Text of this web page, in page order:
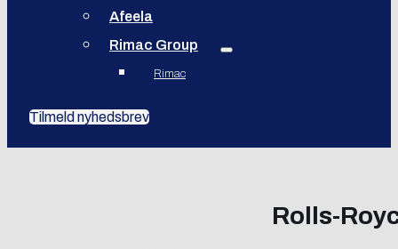
Afeela
Rimac Group
Rimac
Tilmeld nyhedsbrev
Rolls-